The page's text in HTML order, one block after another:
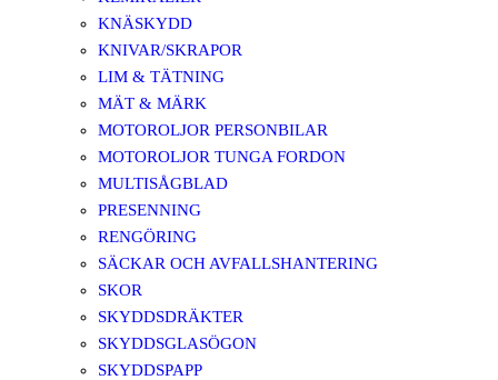
KNÄSKYDD
KNIVAR/SKRAPOR
LIM & TÄTNING
MÄT & MÄRK
MOTOROLJOR PERSONBILAR
MOTOROLJOR TUNGA FORDON
MULTISÅGBLAD
PRESENNING
RENGÖRING
SÄCKAR OCH AVFALLSHANTERING
SKOR
SKYDDSDRÄKTER
SKYDDSGLASÖGON
SKYDDSPAPP